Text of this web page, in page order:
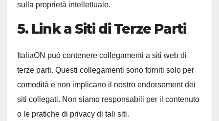
sulla proprietà intellettuale.
5. Link a Siti di Terze Parti
ItaliaON può contenere collegamenti a siti web di
terze parti. Questi collegamenti sono forniti solo per
comodità e non implicano il nostro endorsement dei
siti collegati. Non siamo responsabili per il contenuto
o le pratiche di privacy di tali siti.